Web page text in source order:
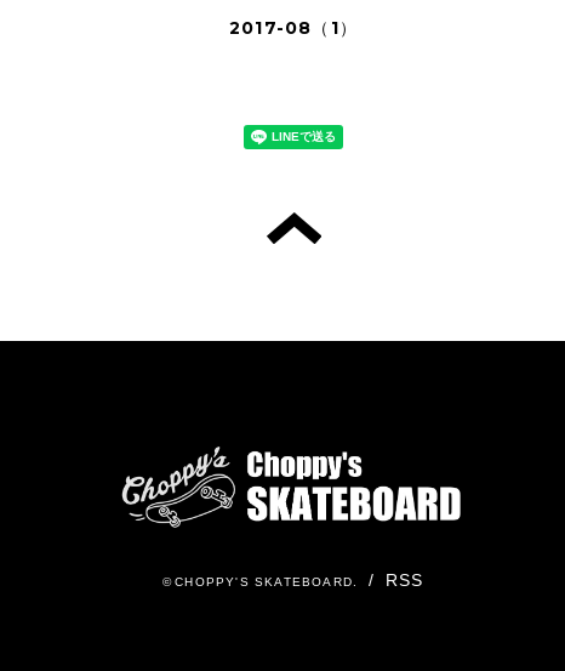
2017-08（1）
©CHOPPY'S SKATEBOARD. / RSS